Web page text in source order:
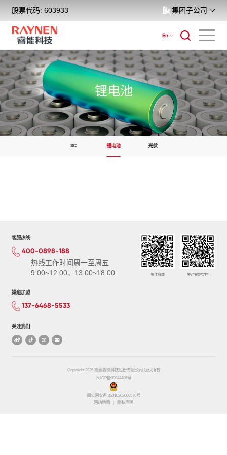
股票代码: 603933 集团子公司
En
锂电池
3C 锂电池 光伏
客服热线
400-0898-188
热线工作时间周一至周五
9:00~12:00，13:00~18:00
渠道加盟
137-6468-5533
关注我们
关注睿能 关注睿能智控
Copyright 2025 福建睿能科技股份有限公司 版权所有
闽ICP备09044485号
闽公网安备 35010202000576号
网站地图 | 隐私声明